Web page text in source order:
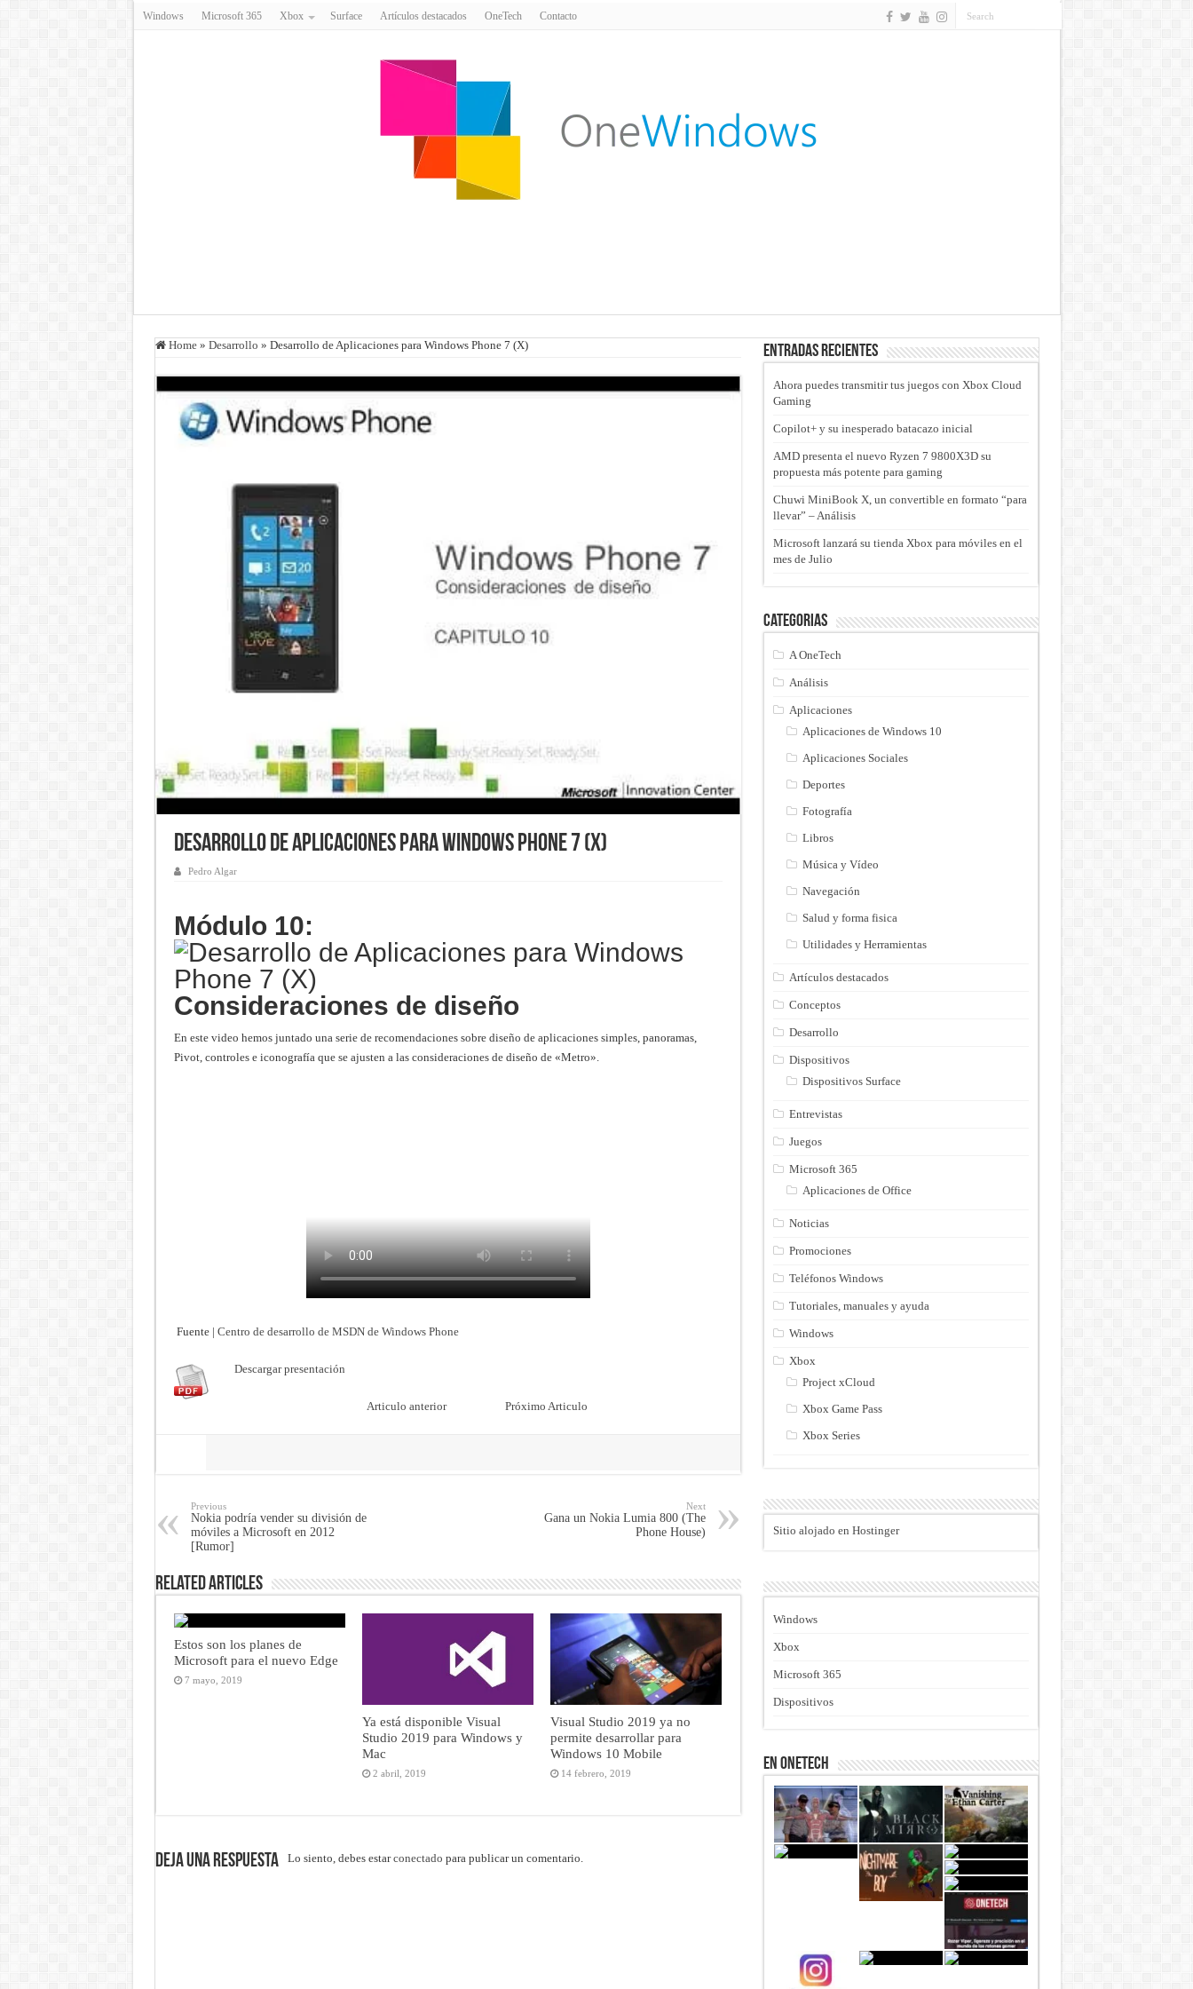
Windows Microsoft 365 Xbox Surface Artículos destacados OneTech Contacto
Home » Desarrollo » Desarrollo de Aplicaciones para Windows Phone 7 (X)
Desarrollo de Aplicaciones para Windows Phone 7 (X)
Pedro Algar
Módulo 10:
Consideraciones de diseño
En este video hemos juntado una serie de recomendaciones sobre diseño de aplicaciones simples, panoramas,
Pivot, controles e iconografía que se ajusten a las consideraciones de diseño de «Metro».
Fuente | Centro de desarrollo de MSDN de Windows Phone
Descargar presentación
Articulo anterior Próximo Articulo
Previous
Nokia podría vender su división de
móviles a Microsoft en 2012
[Rumor]
Next
Gana un Nokia Lumia 800 (The
Phone House)
Related Articles
Estos son los planes de
Microsoft para el nuevo Edge
7 mayo, 2019
Ya está disponible Visual
Studio 2019 para Windows y
Mac
2 abril, 2019
Visual Studio 2019 ya no
permite desarrollar para
Windows 10 Mobile
14 febrero, 2019
Deja una respuesta Lo siento, debes estarconectado para publicar un comentario.
Entradas recientes
Ahora puedes transmitir tus juegos con Xbox Cloud
Gaming
Copilot+ y su inesperado batacazo inicial
AMD presenta el nuevo Ryzen 7 9800X3D su
propuesta más potente para gaming
Chuwi MiniBook X, un convertible en formato “para
llevar” – Análisis
Microsoft lanzará su tienda Xbox para móviles en el
mes de Julio
Categorias
A OneTech
Análisis
Aplicaciones
Aplicaciones de Windows 10
Aplicaciones Sociales
Deportes
Fotografía
Libros
Música y Vídeo
Navegación
Salud y forma fisica
Utilidades y Herramientas
Artículos destacados
Conceptos
Desarrollo
Dispositivos
Dispositivos Surface
Entrevistas
Juegos
Microsoft 365
Aplicaciones de Office
Noticias
Promociones
Teléfonos Windows
Tutoriales, manuales y ayuda
Windows
Xbox
Project xCloud
Xbox Game Pass
Xbox Series
Sitio alojado en Hostinger
Windows
Xbox
Microsoft 365
Dispositivos
En Onetech